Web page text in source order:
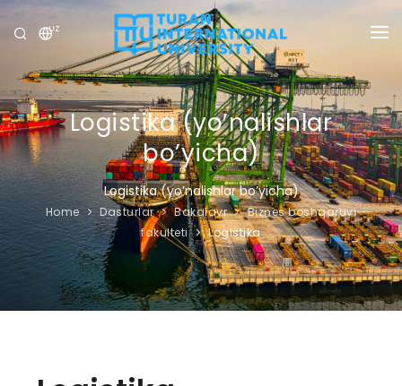
UZ
UNIVERSITET
DASTURLAR
QABUL
TADQIQOT
XALQARO ALOQALAR
YANGILIKLAR
Logistika (yo’nalishlar
bo’yicha)
Logistika (yo’nalishlar bo’yicha)
Home Dasturlar Bakalavr
Biznes boshqaruvi
fakulteti
Logistika